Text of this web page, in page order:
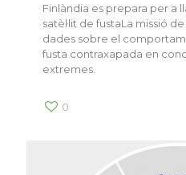
Finlàndia es prepara per a
satèl·lit de fustaLa missió
dades sobre el
fusta contraxapada en
extremes.
0